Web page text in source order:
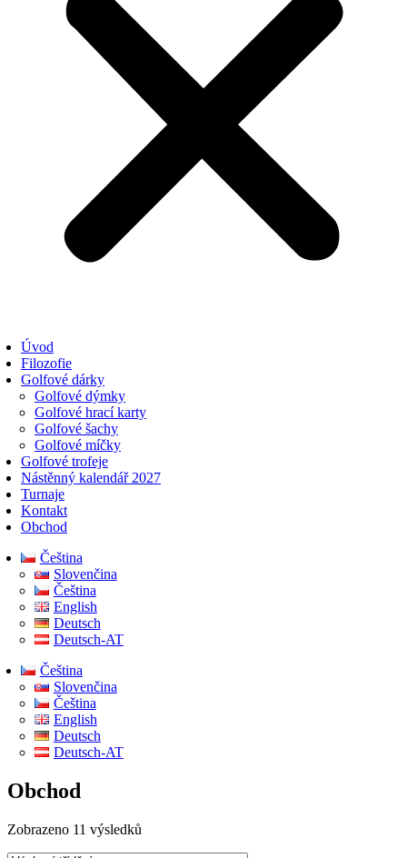
Úvod
Filozofie
Golfové dárky
Golfové dýmky
Golfové hrací karty
Golfové šachy
Golfové míčky
Golfové trofeje
Nástěnný kalendář 2027
Turnaje
Kontakt
Obchod
Čeština
Slovenčina
Čeština
English
Deutsch
Deutsch-AT
Čeština
Slovenčina
Čeština
English
Deutsch
Deutsch-AT
Obchod
Zobrazeno 11 výsledků